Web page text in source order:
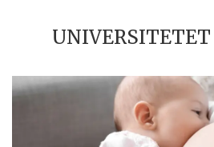
UNIVERSITETET